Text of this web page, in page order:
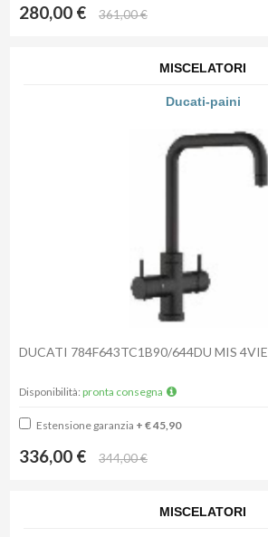
280,00 € 361,00 €
MISCELATORI
Ducati-paini
DUCATI 784F643TC1B90/644DU MIS 4VIE
Disponibilità: pronta consegna
Estensione garanzia + € 45,90
336,00 € 344,00 €
MISCELATORI